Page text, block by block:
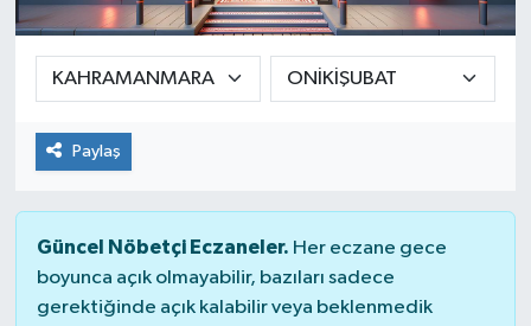
Paylaş
Güncel Nöbetçi Eczaneler. Her eczane gece
boyunca açık olmayabilir, bazıları sadece
gerektiğinde açık kalabilir veya beklenmedik
Ekonomi
Sağlık
Teknoloji